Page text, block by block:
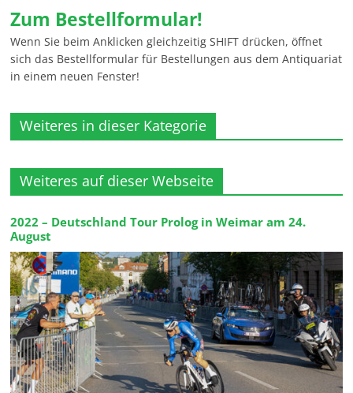
Zum Bestellformular!
Wenn Sie beim Anklicken gleichzeitig SHIFT drücken, öffnet
sich das Bestellformular für Bestellungen aus dem Antiquariat
in einem neuen Fenster!
Weiteres in dieser Kategorie
Weiteres auf dieser Webseite
2022 – Deutschland Tour Prolog in Weimar am 24.
August